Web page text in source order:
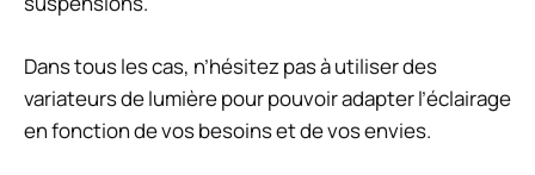
Dans tous les cas, n’hésitez pas à utiliser des
variateurs de lumière pour pouvoir adapter l’éclairage
en fonction de vos besoins et de vos envies.